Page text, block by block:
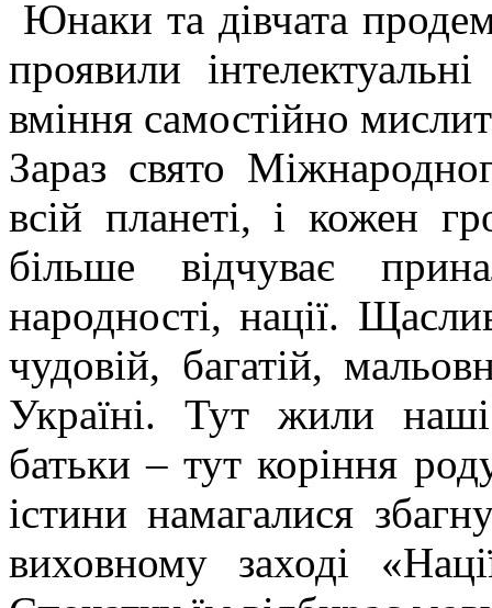
Юнаки та дівчата
проявили
вміння самостійно
Зараз свято
всій планеті, і кожен
більше відчуває
народності, нації.
чудовій, багатій,
Україні. Тут жили
батьки – тут коріння
істини намагалися
виховному заході